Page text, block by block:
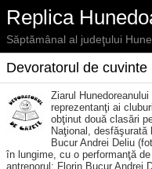
Replica
Săptămânal al judeţului
Devoratorul de cuvinte
Ziarul
reprezentanţi ai
obţinut două clasări
Naţional,
Bucur Andrei Deliu
în lungime, cu o performanţă
antrenorul: Florin Bucur Andrei